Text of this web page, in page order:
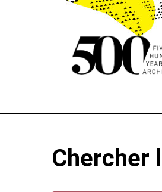
Chercher